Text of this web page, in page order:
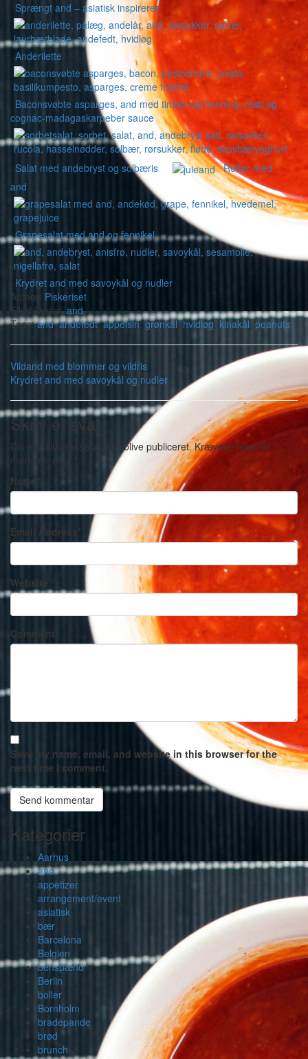
Sprængt and – asiatisk inspireret
Anderilette
Baconsvøbte asparges, and med timian og honning, rösti og
cognac-madagaskarpeber sauce
Salat med andebryst og solbæris
Retter med
and
Grapesalat med and og fennikel
Krydret and med savoykål og nudler
Author: Piskeriset
Filed Under:and
Tags:and,andefedt,appelsin,grønkål,hvidløg, kinakål peanuts
Vildand med blommer og vildris
Krydret and med savoykål og nudler
Skriv et svar
Din e-mailadresse vil ikke blive publiceret. Krævede felter er
markeret med
Name *
Email Address *
Website
Comment
Save my name, email, and website in this browser for the
next time I comment.
Kategorier
Aarhus
and
appetizer
arrangement/event
asiatisk
bær
Barcelona
Belgien
benspænd
Berlin
boller
Bornholm
bradepande
brød
brunch